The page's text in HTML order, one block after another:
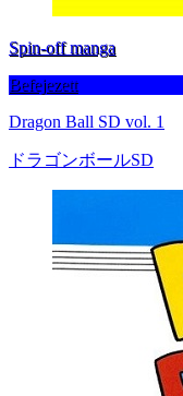
Spin-off manga
Befejezett
Dragon Ball SD vol. 1
ドラゴンボールSD